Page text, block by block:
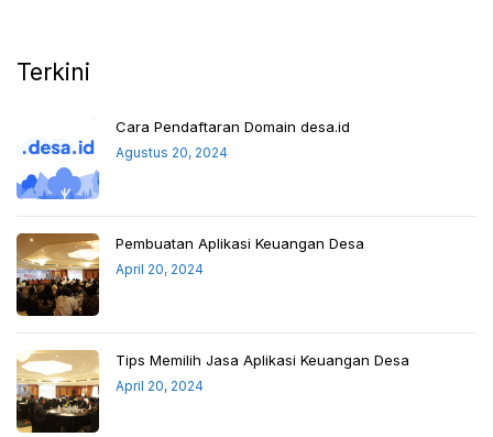
Terkini
Cara Pendaftaran Domain desa.id
Agustus 20, 2024
Pembuatan Aplikasi Keuangan Desa
April 20, 2024
Tips Memilih Jasa Aplikasi Keuangan Desa
April 20, 2024